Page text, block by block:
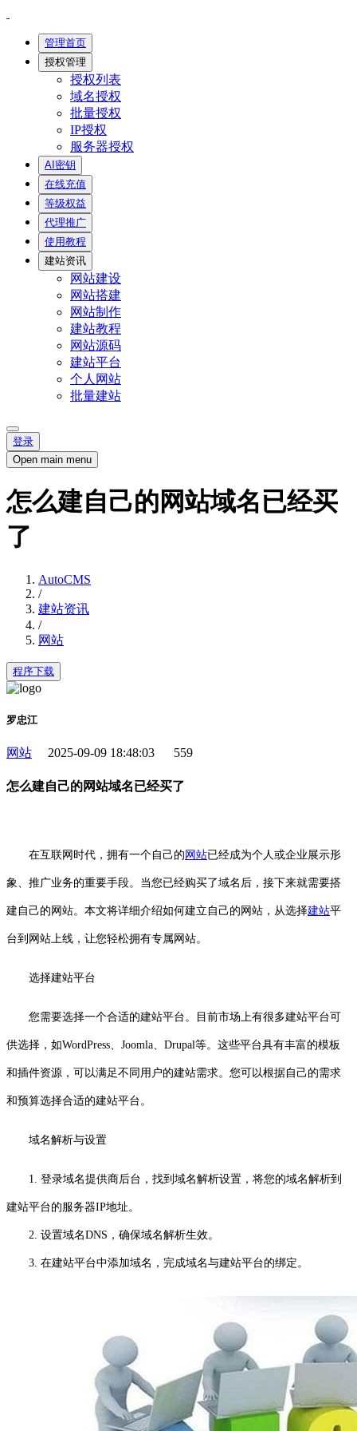
管理首页
授权管理
授权列表
域名授权
批量授权
IP授权
服务器授权
AI密钥
在线充值
等级权益
代理推广
使用教程
建站资讯
网站建设
网站搭建
网站制作
建站教程
网站源码
建站平台
个人网站
批量建站
登录
Open main menu
怎么建自己的网站域名已经买
了
AutoCMS
/
建站资讯
/
网站
程序下载
罗忠江
网站 2025-09-09 18:48:03 559
怎么建自己的网站域名已经买了
在互联网时代，拥有一个自己的 网站已经成为个人或企业展示形
象、推广业务的重要手段。当您已经购买了域名后，接下来就需要搭
建自己的网站。本文将详细介绍如何建立自己的网站，从选择建站平
台到网站上线，让您轻松拥有专属网站。
选择建站平台
您需要选择一个合适的建站平台。目前市场上有很多建站平台可
供选择，如WordPress、Joomla、Drupal等。这些平台具有丰富的模板
和插件资源，可以满足不同用户的建站需求。您可以根据自己的需求
和预算选择合适的建站平台。
域名解析与设置
1. 登录域名提供商后台，找到域名解析设置，将您的域名解析到
建站平台的服务器IP地址。
2. 设置域名DNS，确保域名解析生效。
3. 在建站平台中添加域名，完成域名与建站平台的绑定。